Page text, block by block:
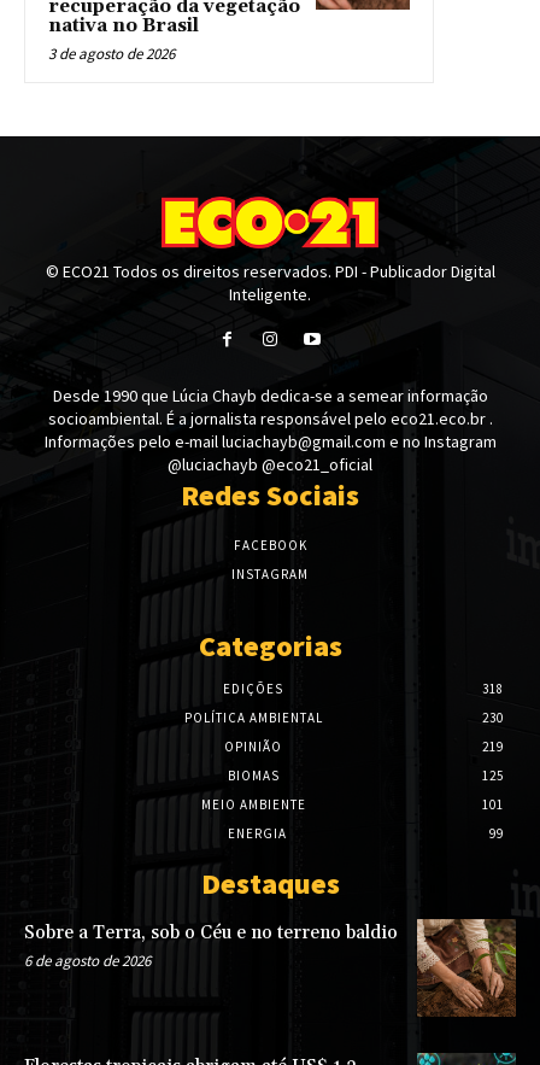
recuperação da vegetação
nativa no Brasil
3 de agosto de 2026
© ECO21 Todos os direitos reservados. PDI - Publicador Digital
Inteligente.
Desde 1990 que Lúcia Chayb dedica-se a semear informação
socioambiental. É a jornalista responsável pelo eco21.eco.br .
Informações pelo e-mail luciachayb@gmail.com e no Instagram
@luciachayb @eco21_oficial
Redes Sociais
FACEBOOK
INSTAGRAM
Categorias
EDIÇÕES
318
POLÍTICA AMBIENTAL
230
OPINIÃO
219
BIOMAS
125
MEIO AMBIENTE
101
ENERGIA
99
Destaques
Sobre a Terra, sob o Céu e no terreno baldio
6 de agosto de 2026